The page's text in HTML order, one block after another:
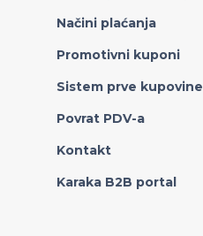
Načini plaćanja
Promotivni kuponi
Sistem prve kupovine
Povrat PDV-a
Kontakt
Karaka B2B portal